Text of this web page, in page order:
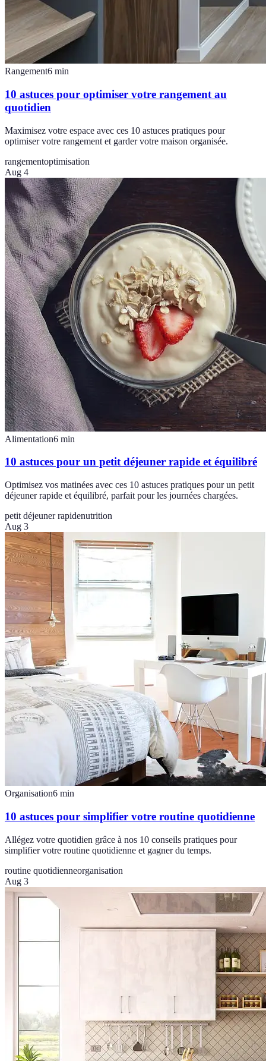
Rangement6 min
10 astuces pour optimiser votre rangement au
quotidien
Maximisez votre espace avec ces 10 astuces pratiques pour
optimiser votre rangement et garder votre maison organisée.
rangementoptimisation
Aug 4
Alimentation6 min
10 astuces pour un petit déjeuner rapide et équilibré
Optimisez vos matinées avec ces 10 astuces pratiques pour un petit
déjeuner rapide et équilibré, parfait pour les journées chargées.
petit déjeuner rapidenutrition
Aug 3
Organisation6 min
10 astuces pour simplifier votre routine quotidienne
Allégez votre quotidien grâce à nos 10 conseils pratiques pour
simplifier votre routine quotidienne et gagner du temps.
routine quotidienneorganisation
Aug 3